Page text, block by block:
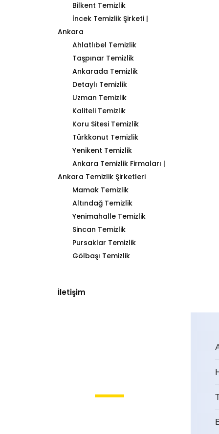
Bilkent Temizlik
İncek Temizlik Şirketi |
Ankara
Ahlatlıbel Temizlik
Taşpınar Temizlik
Ankarada Temizlik
Detaylı Temizlik
Uzman Temizlik
Kaliteli Temizlik
Koru Sitesi Temizlik
Türkkonut Temizlik
Yenikent Temizlik
Ankara Temizlik Firmaları |
Ankara Temizlik Şirketleri
Mamak Temizlik
Altındağ Temizlik
Yenimahalle Temizlik
Sincan Temizlik
Pursaklar Temizlik
Gölbaşı Temizlik
İletişim